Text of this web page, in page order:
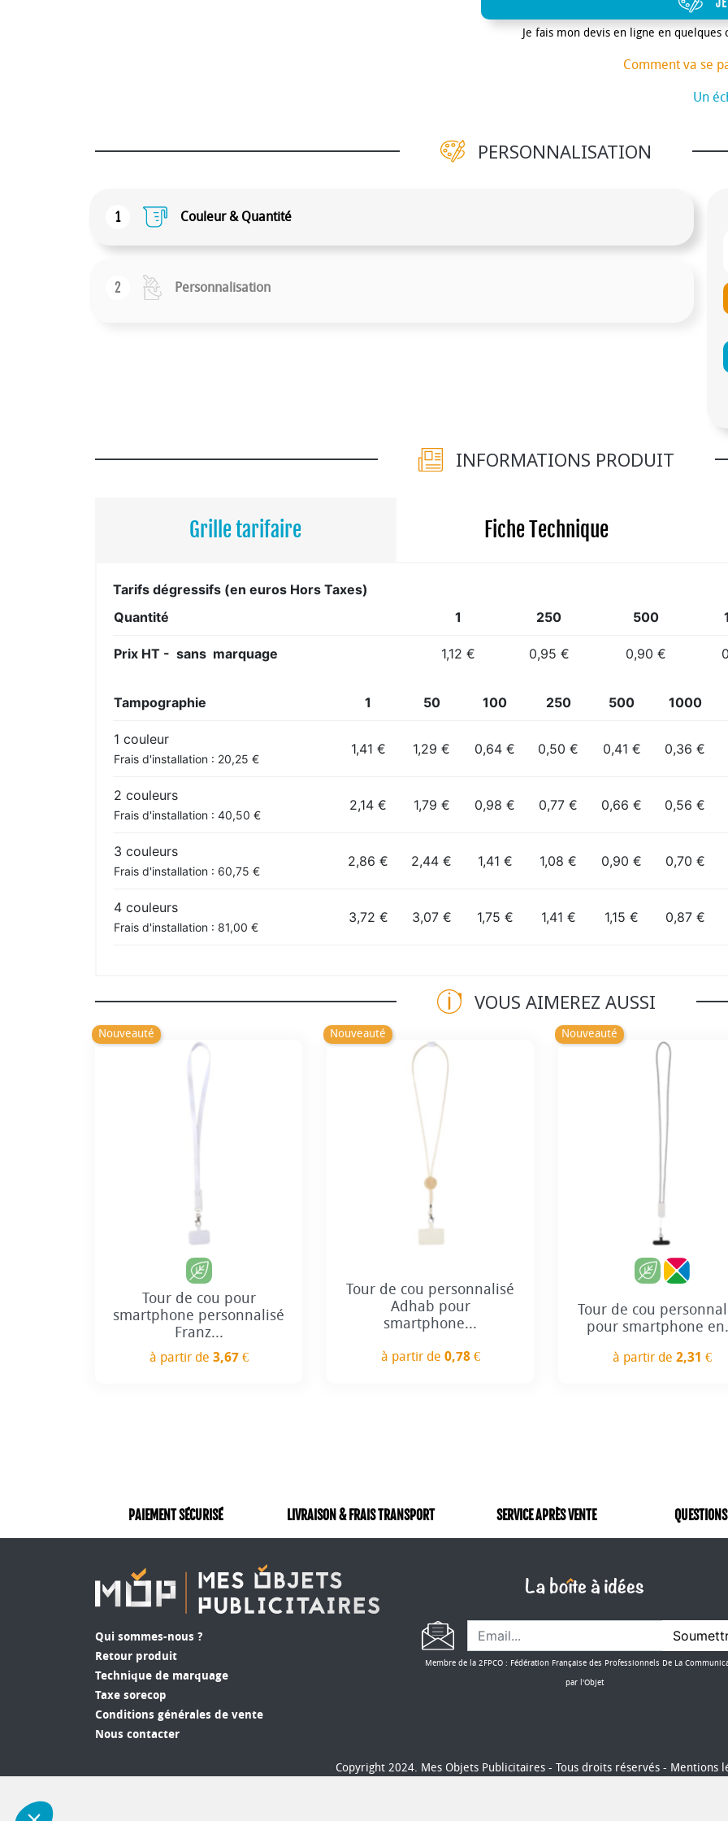
Je fais mon devis en ligne en
Comment va se
Un
PERSONNALISATION
1 Couleur & Quantité
2 Personnalisation
INFORMATIONS PRODUIT
Grille tarifaire Fiche Technique
Tarifs dégressifs (en euros Hors Taxes)
Quantité
1 250 500
Prix HT - sans marquage 1,12 € 0,95 € 0,90 €
Tampographie 1 50 100 250 500 1000
1 couleur
Frais d'installation : 20,25 €
1,41 € 1,29 € 0,64 € 0,50 € 0,41 € 0,36 €
2 couleurs
Frais d'installation : 40,50 €
2,14 € 1,79 € 0,98 € 0,77 € 0,66 € 0,56 €
3 couleurs
Frais d'installation : 60,75 €
2,86 € 2,44 € 1,41 € 1,08 € 0,90 € 0,70 €
4 couleurs
Frais d'installation : 81,00 €
3,72 € 3,07 € 1,75 € 1,41 € 1,15 € 0,87 €
VOUS AIMEREZ AUSSI
Nouveauté
Tour de cou pour
smartphone personnalisé
Franz...
à partir de 3,67 €
Nouveauté
Tour de cou personnalisé
Adhab pour
smartphone...
à partir de 0,78 €
Nouveauté
Tour de cou
pour smartphone
à partir de 2,31 €
PAIEMENT SÉCURISÉ LIVRAISON & FRAIS TRANSPORT SERVICE APRÈS VENTE
Qui sommes-nous ?
Retour produit
Technique de marquage
Taxe sorecop
Conditions générales de vente
Nous contacter
Membre de la 2FPCO : Fédération Française des Professionnels De La
par l'Objet
Copyright 2024. Mes Objets Publicitaires - Tous droits réservés - Mentions